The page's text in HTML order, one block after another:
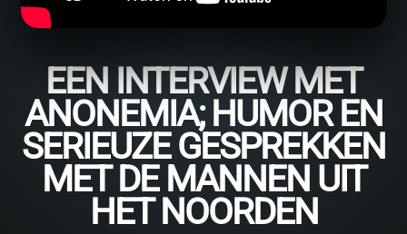
EEN INTERVIEW MET
ANONEMIA; HUMOR EN
SERIEUZE GESPREKKEN
MET DE MANNEN UIT
HET NOORDEN